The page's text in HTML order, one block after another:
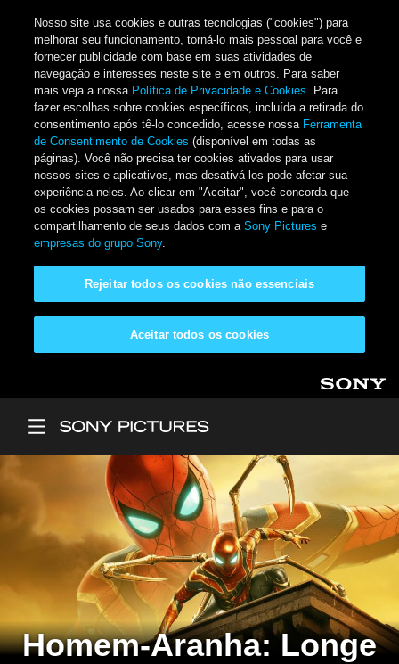
Nosso site usa cookies e outras tecnologias ("cookies") para
melhorar seu funcionamento, torná-lo mais pessoal para você e
fornecer publicidade com base em suas atividades de
navegação e interesses neste site e em outros. Para saber
mais veja a nossa Política de Privacidade e Cookies. Para
fazer escolhas sobre cookies específicos, incluída a retirada do
consentimento após tê-lo concedido, acesse nossa Ferramenta
de Consentimento de Cookies (disponível em todas as
páginas). Você não precisa ter cookies ativados para usar
nossos sites e aplicativos, mas desativá-los pode afetar sua
experiência neles. Ao clicar em "Aceitar", você concorda que
os cookies possam ser usados para esses fins e para o
compartilhamento de seus dados com aSony Pictures e
empresas do grupo Sony.
Rejeitar todos os cookies não essenciais
Aceitar todos os cookies
Homem-Aranha: Longe